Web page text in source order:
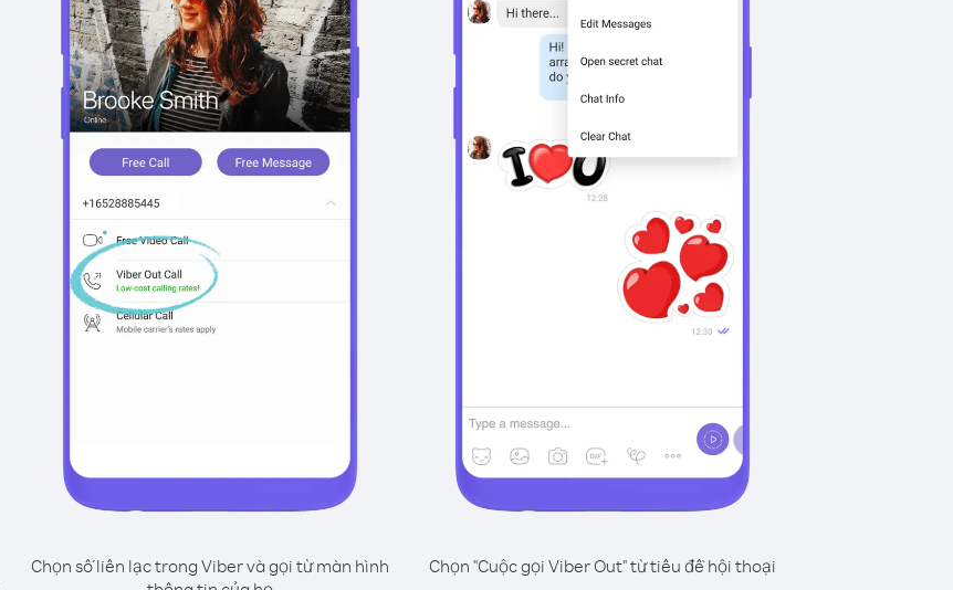
Chọn số liên lạc trong Viber và gọi từ màn hình
Chọn "Cuộc gọi Viber Out" từ tiêu đề hội thoại